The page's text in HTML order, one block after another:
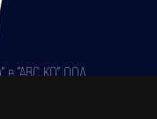
е "АВС КО" ООД,